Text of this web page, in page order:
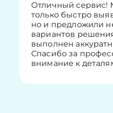
Отличный сервис!
только быстро
но и предложили
вариантов
выполнен
Спасибо за
внимание к